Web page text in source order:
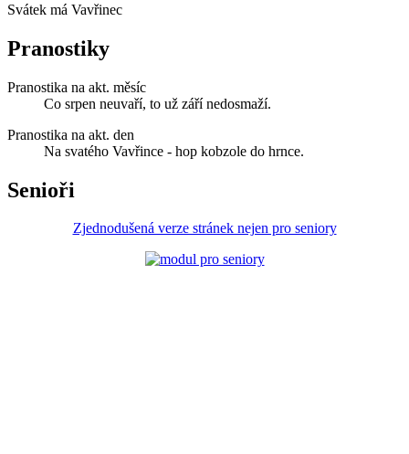
Svátek má Vavřinec
Pranostiky
Pranostika na akt. měsíc
Co srpen neuvaří, to už září nedosmaží.
Pranostika na akt. den
Na svatého Vavřince - hop kobzole do hrnce.
Senioři
Zjednodušená verze stránek nejen pro seniory